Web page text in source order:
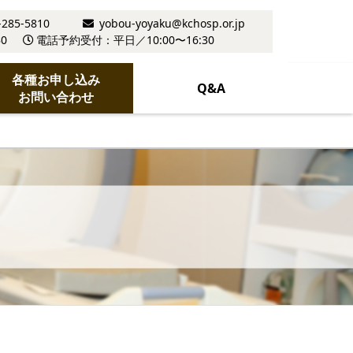
5810
yobou-yoyaku@kchosp.or.jp
電話予約受付：平日／10:00〜16:30
各種お申し込み
お問い合わせ
Q&A